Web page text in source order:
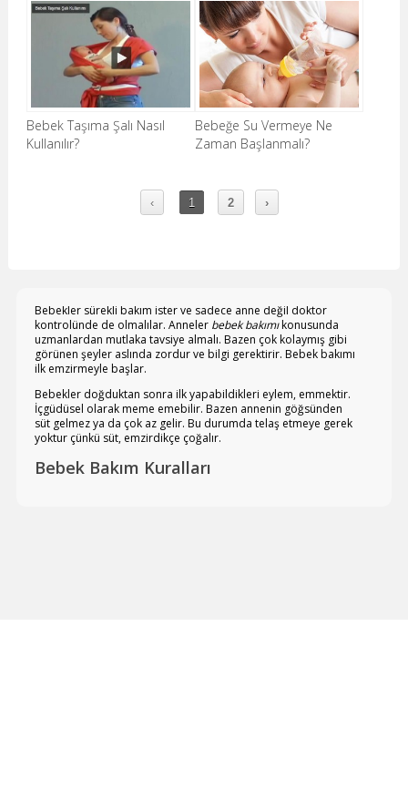
Bebek Taşıma Şalı Nasıl
Kullanılır?
Bebeğe Su Vermeye Ne
Zaman Başlanmalı?
‹ 1 2 ›
Bebekler sürekli bakım ister ve sadece anne değil doktor
kontrolünde de olmalılar. Anneler bebek bakımıkonusunda
uzmanlardan mutlaka tavsiye almalı. Bazen çok kolaymış gibi
görünen şeyler aslında zordur ve bilgi gerektirir. Bebek bakımı
ilk emzirmeyle başlar.
Bebekler doğduktan sonra ilk yapabildikleri eylem, emmektir.
İçgüdüsel olarak meme emebilir. Bazen annenin göğsünden
süt gelmez ya da çok az gelir. Bu durumda telaş etmeye gerek
yoktur çünkü süt, emzirdikçe çoğalır.
Bebek Bakım Kuralları